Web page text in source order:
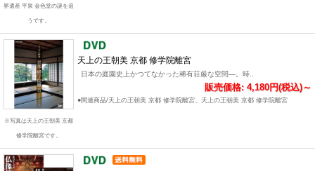
界遺産 平泉 金色堂の謎を追
うです。
※写真は天上の王朝美 京都
修学院離宮です。
天上の王朝美 京都 修学院離宮
日本の庭園史上かつてなかった稀有荘厳な空間―。時..
販売価格: 4,180円(税込)～
●関連商品/天上の王朝美 京都 修学院離宮、天上の王朝美 京都 修学院離宮